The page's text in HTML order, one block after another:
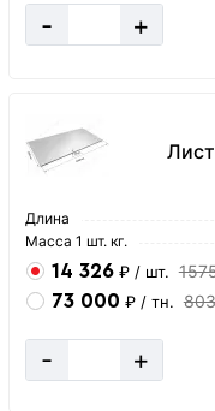
- +
Длина
Масса 1 шт. кг.
14 326 ₽ / шт.
73 000 ₽ / тн.
- +